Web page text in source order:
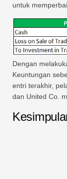
untuk
Dengan
Keuntungan
entri terakhir,
dan United Co.